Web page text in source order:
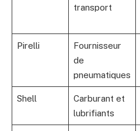
transport
Pirelli
Fournisseur
de
pneumatiques
Shell
Carburant et
lubrifiants